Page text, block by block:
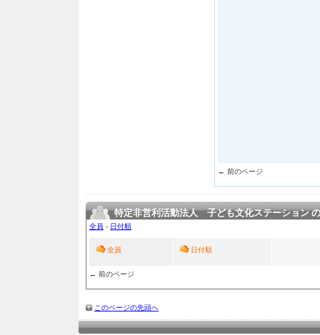
← 前のページ
特定非営利活動法人 子ども文化ステーション
全員 › 日付順
全員 日付順
← 前のページ
このページの先頭へ